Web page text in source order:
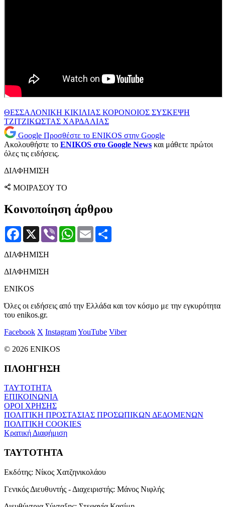
ΘΕΣΣΑΛΟΝΙΚΗ ΚΙΚΙΛΙΑΣ ΚΟΡΟΝΟΙΟΣ ΣΥΣΚΕΨΗ
ΤΖΙΤΖΙΚΩΣΤΑΣ ΧΑΡΔΑΛΙΑΣ
Google Προσθέστε το ENIKOS στην Google
Ακολουθήστε το ENIKOS στο Google News και μάθετε πρώτοι
όλες τις ειδήσεις.
ΔΙΑΦΗΜΙΣΗ
ΜΟΙΡΑΣΟΥ ΤΟ
Κοινοποίηση άρθρου
Facebook
X Viber WhatsApp
Email
ΔΙΑΦΗΜΙΣΗ
ΔΙΑΦΗΜΙΣΗ
ENIKOS
Όλες οι ειδήσεις από την Ελλάδα και τον κόσμο με την εγκυρότητα
του enikos.gr.
Facebook X InstagramYouTube Viber
© 2026 ENIKOS
ΠΛΟΗΓΗΣΗ
ΤΑΥΤΟΤΗΤΑ
ΕΠΙΚΟΙΝΩΝΙΑ
ΟΡΟΙ ΧΡΗΣΗΣ
ΠΟΛΙΤΙΚΗ ΠΡΟΣΤΑΣΙΑΣ ΠΡΟΣΩΠΙΚΩΝ ΔΕΔΟΜΕΝΩΝ
ΠΟΛΙΤΙΚΗ COOKIES
Κρατική Διαφήμιση
ΤΑΥΤΟΤΗΤΑ
Εκδότης: Νίκος Χατζηνικολάου
Γενικός Διευθυντής - Διαχειριστής: Μάνος Νιφλής